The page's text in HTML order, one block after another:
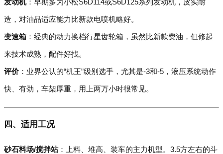
造，对油品适应能力比新款电喷机略好。
变速箱 ：经典的动力换档行星齿轮箱，虽然比新款费油，但修起
来技术成熟，配件好找。
评价：业界公认的“机王”级别选手，尤其是-3和-5，液压系统动作
快、有劲，车架厚重，用上两万小时很常见。
四、适用工况
砂石料场/搅拌站：上料、堆高、装车的主力机型。3.5方左右的斗